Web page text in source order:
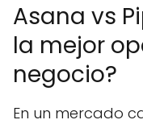
Asana vs
la mejor
negocio?
En un mercado